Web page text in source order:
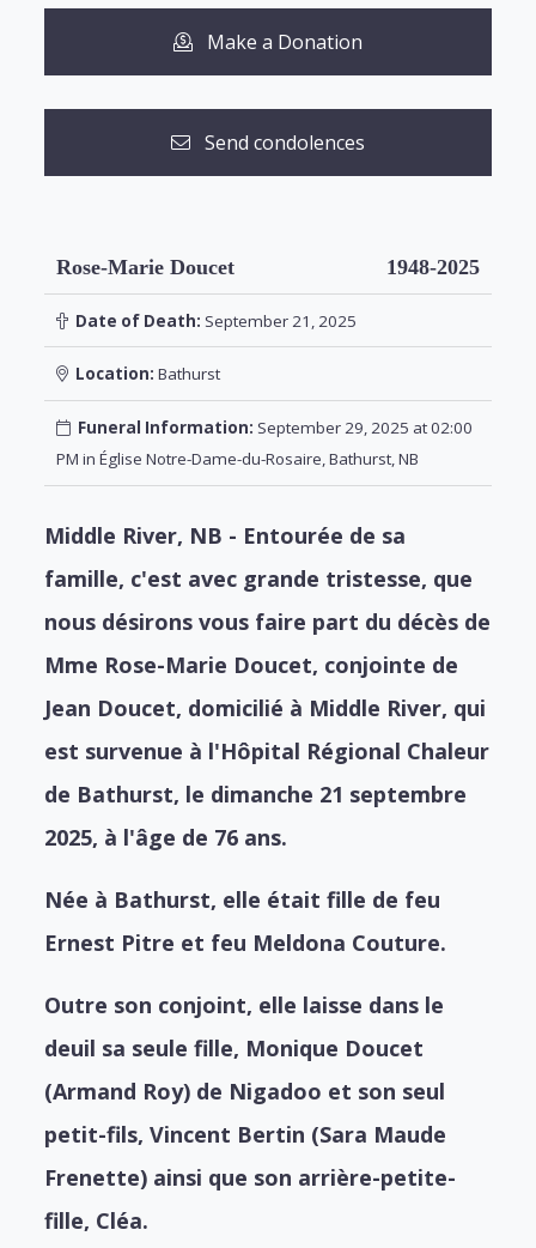
Make a Donation
Send condolences
Rose-Marie Doucet 1948-2025
Date of Death: September 21, 2025
Location: Bathurst
Funeral Information: September 29, 2025 at 02:00
PM in Église Notre-Dame-du-Rosaire, Bathurst, NB
Middle River, NB - Entourée de sa
famille, c'est avec grande tristesse, que
nous désirons vous faire part du décès de
Mme Rose-Marie Doucet, conjointe de
Jean Doucet, domicilié à Middle River, qui
est survenue à l'Hôpital Régional Chaleur
de Bathurst, le dimanche 21 septembre
2025, à l'âge de 76 ans.
Née à Bathurst, elle était fille de feu
Ernest Pitre et feu Meldona Couture.
Outre son conjoint, elle laisse dans le
deuil sa seule fille, Monique Doucet
(Armand Roy) de Nigadoo et son seul
petit-fils, Vincent Bertin (Sara Maude
Frenette) ainsi que son arrière-petite-
fille, Cléa.